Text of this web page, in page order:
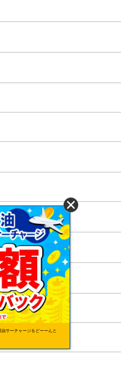
サーチャージをどーーんと